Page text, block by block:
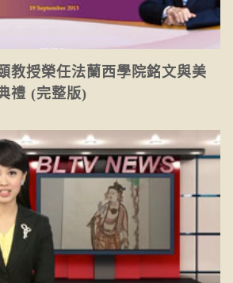
教授榮任法蘭西學院銘文與美
禮 (完整版)